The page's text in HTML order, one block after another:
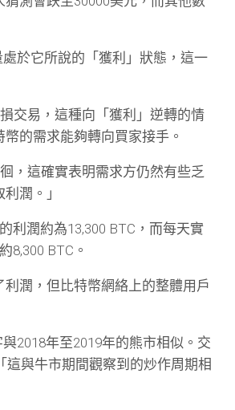
於它所說的「獲利」狀態，這一
交易，這種向「獲利」逆轉的情
的需求能夠轉向買家接手。
，這確實表明需求方仍然有些乏
潤。」
利潤約為13,300 BTC，而每天實
8,300 BTC。
潤，但比特幣網絡上的整體用戶
2018年至2019年的熊市相似。交
與牛市期間觀察到的炒作周期相